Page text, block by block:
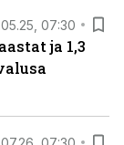
07:30
ja 1,3